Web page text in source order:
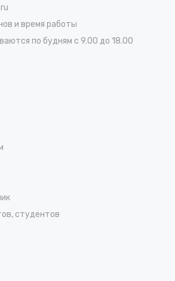
и время работы
по будням с 9.00 до 18.00
студентов